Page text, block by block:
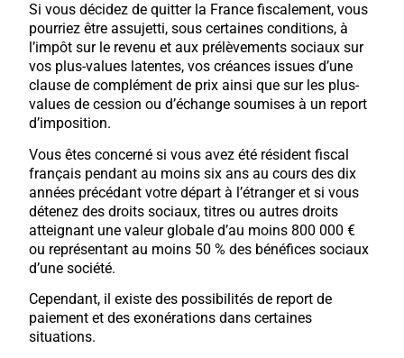
Si vous décidez de quitter la France fiscalement, vous
pourriez être assujetti, sous certaines conditions, à
l’impôt sur le revenu et aux prélèvements sociaux sur
vos plus-values latentes, vos créances issues d’une
clause de complément de prix ainsi que sur les plus-
values de cession ou d’échange soumises à un report
d’imposition.
Vous êtes concerné si vous avez été résident fiscal
français pendant au moins six ans au cours des dix
années précédant votre départ à l’étranger et si vous
détenez des droits sociaux, titres ou autres droits
atteignant une valeur globale d’au moins 800 000 €
ou représentant au moins 50 % des bénéfices sociaux
d’une société.
Cependant, il existe des possibilités de report de
paiement et des exonérations dans certaines
situations.